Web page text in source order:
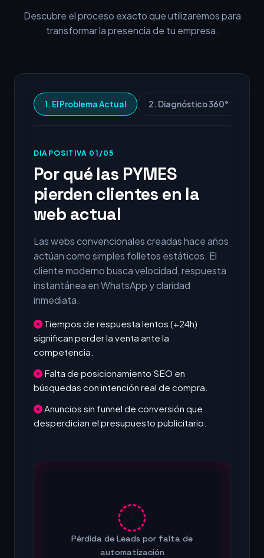
Descubre el proceso exacto que utilizaremos para
transformar la presencia de tu empresa.
1. El Problema Actual 2. Diagnóstico 360°
DIAPOSITIVA 01/05
Por qué las PYMES
pierden clientes en la
web actual
Las webs convencionales creadas hace años
actúan como simples folletos estáticos. El
cliente moderno busca velocidad, respuesta
instantánea en WhatsApp y claridad
inmediata.
Tiempos de respuesta lentos (+24h)
significan perder la venta ante la
competencia.
Falta de posicionamiento SEO en
búsquedas con intención real de compra.
Anuncios sin funnel de conversión que
desperdician el presupuesto publicitario.
Pérdida de Leads por falta de
automatización